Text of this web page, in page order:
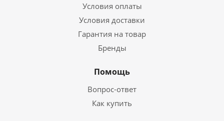
Условия оплаты
Условия доставки
Гарантия на товар
Бренды
Помощь
Вопрос-ответ
Как купить